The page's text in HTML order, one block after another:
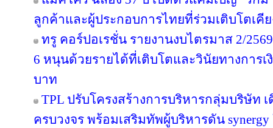
ลูกค้าและผู้ประกอบการไทยที่ร่วมเติบโตเคี
ทรู คอร์ปอเรชั่น รายงานงบไตรมาส 2/
6 หนุนด้วยรายได้ที่เติบโตและวินัยทางการ
บาท
TPL ปรับโครงสร้างการบริหารกลุ่มบริษัท
ครบวงจร พร้อมเสริมทัพผู้บริหารดัน synergy